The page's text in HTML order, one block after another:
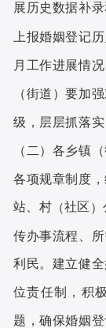
展历史数据补
上报婚姻登记
月工作进展情
（街道 ）要加
级，层层抓落
（ 二 ） 各乡镇 （
各项规章制度
站、村（社区 ）
传办事流程、
利民。建立健
位责任制，积
题，确保婚姻登